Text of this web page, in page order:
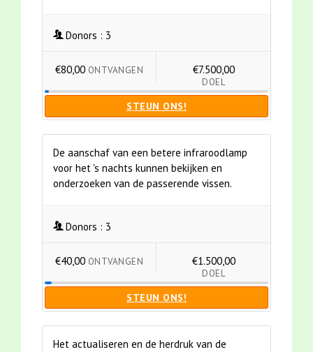
Donors : 3
€80,00 ONTVANGEN €7.500,00
DOEL
STEUN ONS!
De aanschaf van een betere infraroodlamp
voor het 's nachts kunnen bekijken en
onderzoeken van de passerende vissen.
Donors : 3
€40,00 ONTVANGEN €1.500,00
DOEL
STEUN ONS!
Het actualiseren en de herdruk van de